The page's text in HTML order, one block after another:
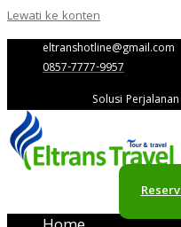
Lewati ke konten
eltranshotline@gmail.com
0857-7777-9957
Solusi Perjalanan